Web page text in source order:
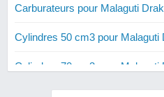
Carburateurs pour Malaguti
Cylindres 50 cm3 pour Malaguti
Cylindres 70 cm3 pour Malaguti